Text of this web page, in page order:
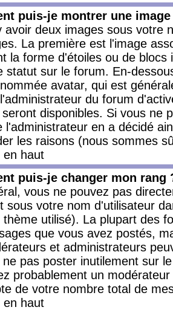
puis-je montrer une
avoir deux images sous votre
La première est l'image
la forme d'étoiles ou de
statut sur le forum. En-
avatar, qui est
du forum
disponibles. Si vous ne
l'administrateur en a décidé
les raisons (nous sommes
en haut
puis-je changer mon rang
vous ne pouvez pas
sous votre nom d'utilisateur
thème utilisé). La plupart des
que vous avez postés,
et administrateurs
ne pas poster inutilement sur
probablement un
de votre nombre total de
en haut